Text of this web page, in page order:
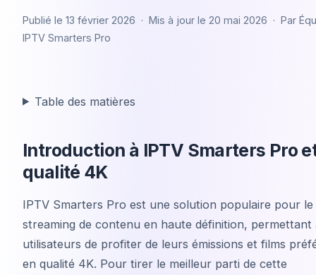
Publié le 13 février 2026 · Mis à jour le 20 mai 2026 · Par
IPTV Smarters Pro
Table des matières
Introduction à IPTV Smarters Pro
qualité 4K
IPTV Smarters Pro est une solution populaire pour le
streaming de contenu en haute définition, permettant
utilisateurs de profiter de leurs émissions et films
en qualité 4K. Pour tirer le meilleur parti de cette